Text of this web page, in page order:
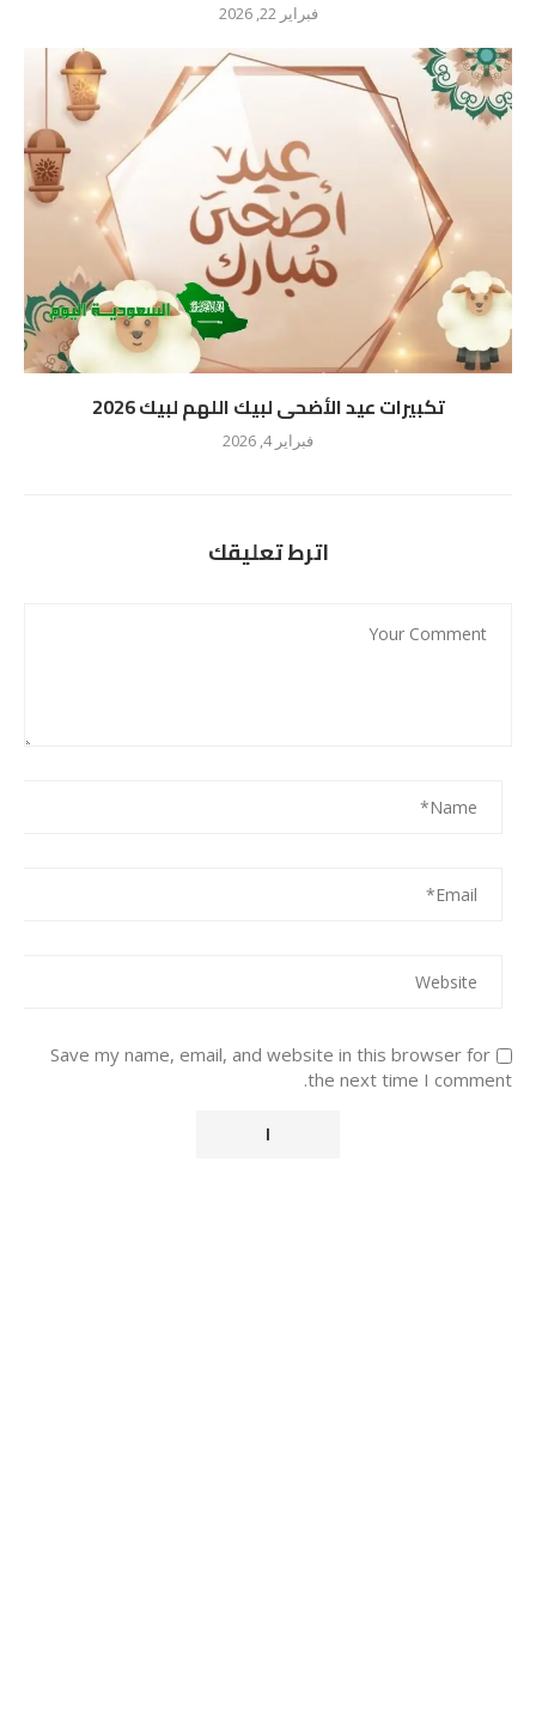
فبراير 22, 2026
تكبيرات عيد الأضحى لبيك اللهم لبيك 2026
فبراير 4, 2026
اترط تعليقك
Save my name, email, and website in this browser for
the next time I comment.